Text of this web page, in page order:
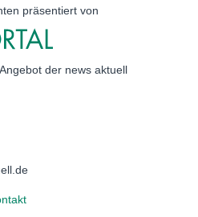
präsentiert von
der news aktuell